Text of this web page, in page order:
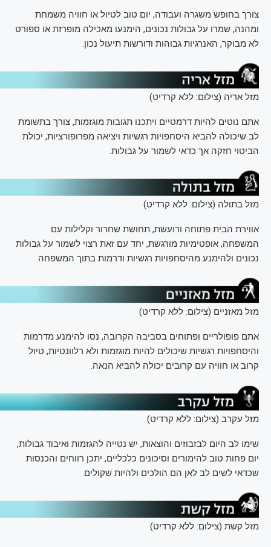
צורך בחופש משגרה ועבודה, יום טוב לטיול או חוויה משמחת
ומהנה, שמרו על גבולות נכונים, הימנעו מאכילה מופרזת או ספורט
לא מבוקר, האנרגיות גבוהות ודורשות תיעול נכון.
מזל אריה (צילום: ללא קרדיט)
אתם נוטים להיות דרמטיים ויתכנו תגובות מוגזמות, צורך בתשומת
לב שיכולה להביא היסחפויות רגשיות ויציאה מפרופורציות, יכולת
הביטוי חזקה אך כדאי לשמור על גבולות.
מזל בתולה (צילום: ללא קרדיט)
אווירת הבית פתוחה ורועשת, תחושת שחרור וקלילות עם
המשפחה, אופטימיות מורגשת, יחד עם זאת רצוי לשמור על גבולות
נכונים ולהימנע מהיסחפויות רגשיות ודרמות בתוך המשפחה.
מזל מאזניים (צילום: ללא קרדיט)
אתם פופולריים ופתוחים בסביבה הקרובה, נסו להימנע מדרמות
והיסחפויות רגשיות שיכולים להיות מוגזמות ולא רלוונטיות, טיול
קרוב או חוויה עם קרובים יכולה להביא הנאה.
מזל עקרב (צילום: ללא קרדיט)
שימו לב היום לבזבוזים והוצאות, יש נטייה להגזמות ואיבוד גבולות,
יום פחות טוב להימורים וסיכונים כלכליים, יתכן רווחים והכנסות
שכדאי לשים לב לאן הם הולכים ולהיות שקולים.
מזל קשת (צילום: ללא קרדיט)